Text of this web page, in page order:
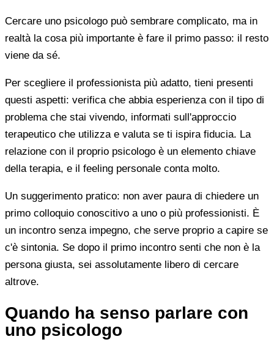
Cercare uno psicologo può sembrare complicato, ma in
realtà la cosa più importante è fare il primo passo: il resto
viene da sé.
Per scegliere il professionista più adatto, tieni presenti
questi aspetti: verifica che abbia esperienza con il tipo di
problema che stai vivendo, informati sull'approccio
terapeutico che utilizza e valuta se ti ispira fiducia. La
relazione con il proprio psicologo è un elemento chiave
della terapia, e il feeling personale conta molto.
Un suggerimento pratico: non aver paura di chiedere un
primo colloquio conoscitivo a uno o più professionisti. È
un incontro senza impegno, che serve proprio a capire se
c'è sintonia. Se dopo il primo incontro senti che non è la
persona giusta, sei assolutamente libero di cercare
altrove.
Quando ha senso parlare con
uno psicologo